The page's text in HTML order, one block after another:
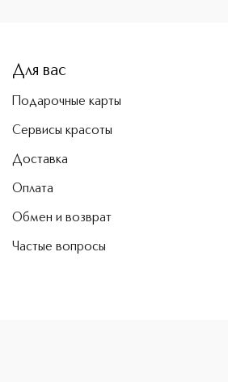
Для вас
Подарочные карты
Сервисы красоты
Доставка
Оплата
Обмен и возврат
Частые вопросы